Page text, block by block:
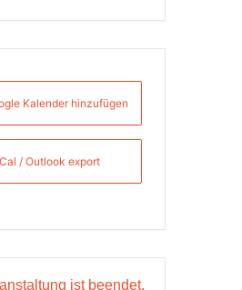
Kalender hinzufügen
/ Outlook export
ist beendet.